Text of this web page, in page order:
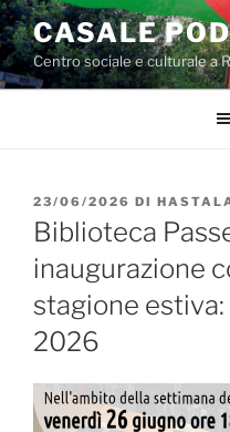
Salta
al
contenuto
CASALE
Centro sociale e culturale a
PUBBLICATO
IL
23/06/2026 DI
Biblioteca
inaugurazione
stagione
2026